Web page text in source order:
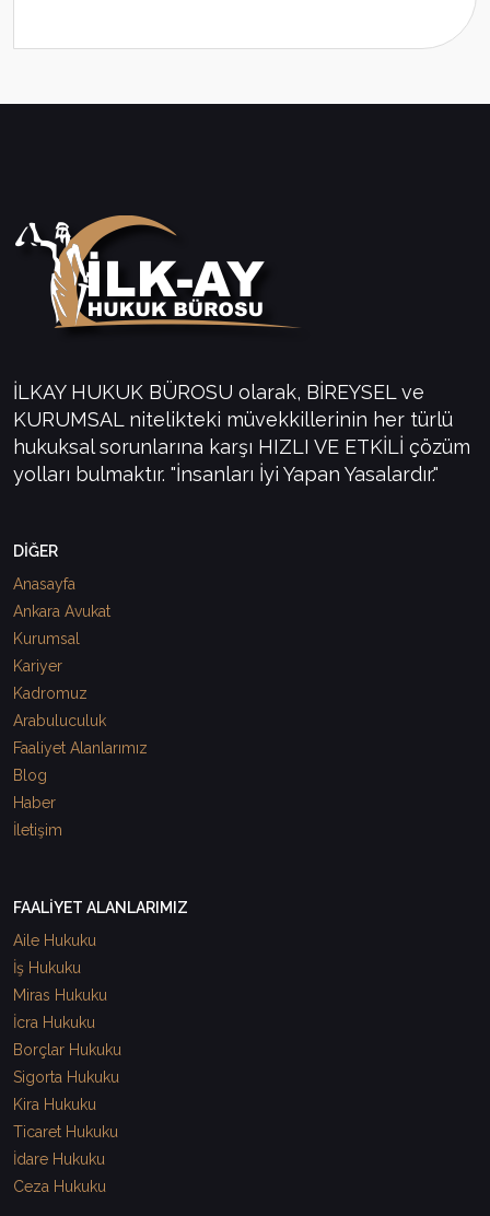
İLKAY HUKUK BÜROSU olarak, BİREYSEL ve
KURUMSAL nitelikteki müvekkillerinin her türlü
hukuksal sorunlarına karşı HIZLI VE ETKİLİ çözüm
yolları bulmaktır. "İnsanları İyi Yapan Yasalardır."
DİĞER
Anasayfa
Ankara Avukat
Kurumsal
Kariyer
Kadromuz
Arabuluculuk
Faaliyet Alanlarımız
Blog
Haber
İletişim
FAALİYET ALANLARIMIZ
Aile Hukuku
İş Hukuku
Miras Hukuku
İcra Hukuku
Borçlar Hukuku
Sigorta Hukuku
Kira Hukuku
Ticaret Hukuku
İdare Hukuku
Ceza Hukuku